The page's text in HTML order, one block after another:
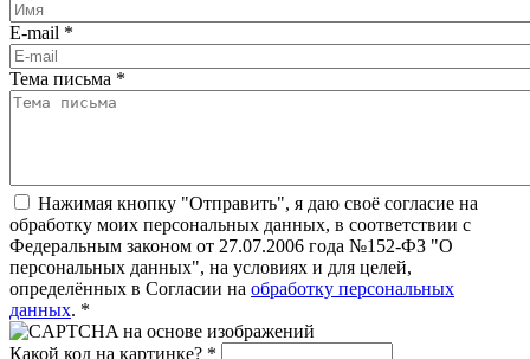
E-mail *
Тема письма *
Нажимая кнопку "Отправить", я даю своё согласие на
обработку моих персональных данных, в соответствии с
Федеральным законом от 27.07.2006 года №152-ФЗ "О
персональных данных", на условиях и для целей,
определённых в Согласии на обработку персональных
данных. *
Какой код на картинке? *